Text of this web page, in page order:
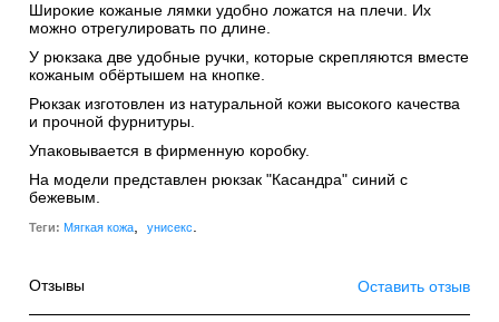
Широкие кожаные лямки удобно ложатся на плечи. Их
можно отрегулировать по длине.
У рюкзака две удобные ручки, которые скрепляются вместе
кожаным обёртышем на кнопке.
Рюкзак изготовлен из натуральной кожи высокого качества
и прочной фурнитуры.
Упаковывается в фирменную коробку.
На модели представлен рюкзак "Касандра" синий с
бежевым.
Теги: Мягкая кожа унисекс
Отзывы Оставить отзыв